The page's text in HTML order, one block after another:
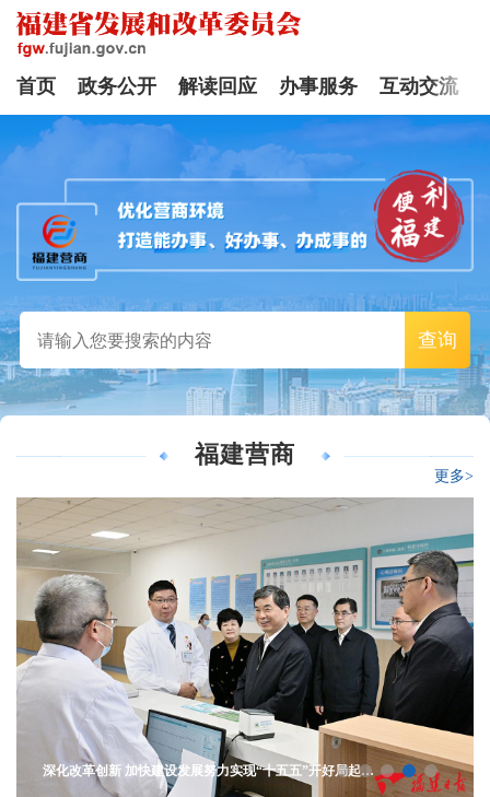
首页 政务公开 解读回应 办事服务 互动交流
查询
福建营商
更多>
深化改革创新 加快建设发展努力实现“十五五”开好局起好步